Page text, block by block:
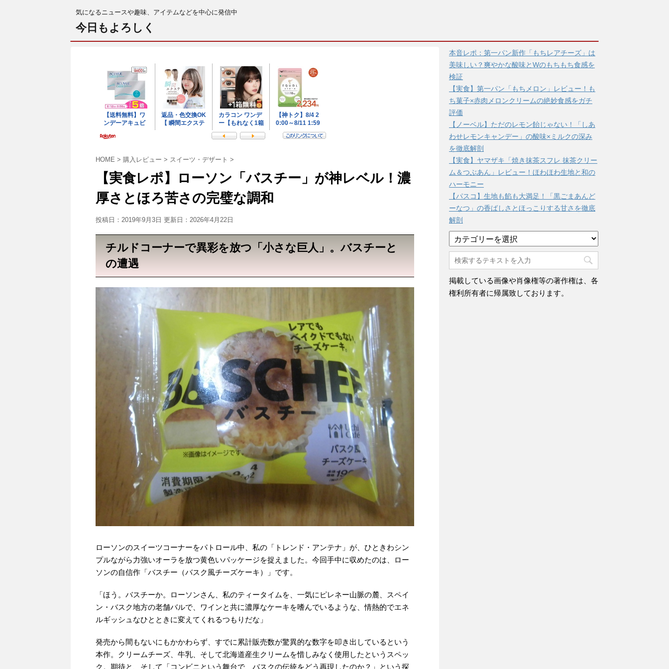
気になるニュースや趣味、アイテムなどを中心に発信中
今日もよろしく
HOME > 購入レビュー > スイーツ・デザート >
【実食レポ】ローソン「バスチー」が神レベル！濃
厚さとほろ苦さの完璧な調和
投稿日：2019年9月3日 更新日： 2026年4月22日
チルドコーナーで異彩を放つ「小さな巨人」。バスチーと
の遭遇
ローソンのスイーツコーナーをパトロール中、私の「トレンド・アンテナ」が、ひときわシン
プルながら力強いオーラを放つ黄色いパッケージを捉えました。今回手中に収めたのは、ロー
ソンの自信作「バスチー（バスク風チーズケーキ）」です。
「ほう。バスチーか。ローソンさん、私のティータイムを、一気にピレネー山脈の麓、スペイ
ン・バスク地方の老舗バルで、ワインと共に濃厚なケーキを嗜んでいるような、情熱的でエネ
ルギッシュなひとときに変えてくれるつもりだな」
発売から間もないにもかかわらず、すでに累計販売数が驚異的な数字を叩き出しているという
本作。クリームチーズ、牛乳、そして北海道産生クリームを惜しみなく使用したというスペッ
ク。期待と、そして「コンビニという舞台で、バスクの伝統をどう再現したのか？」という探
本音レポ：第一パン新作「もちレアチーズ」は
美味しい？爽やかな酸味とWのもちもち食感を
検証
【実食】第一パン「もちメロン」レビュー！も
ち菓子×赤肉メロンクリームの絶妙食感をガチ
評価
【ノーベル】ただのレモン飴じゃない！「しあ
わせレモンキャンデー」の酸味×ミルクの深み
を徹底解剖
【実食】ヤマザキ「焼き抹茶スフレ 抹茶クリー
ム＆つぶあん」レビュー！ほわほわ生地と和の
ハーモニー
【パスコ】生地も餡も大満足！「黒ごまあんど
ーなつ」の香ばしさとほっこりする甘さを徹底
解剖
テ
ゴ
リ
ー
掲載している画像や肖像権等の著作権は、各
権利所有者に帰属致しております。